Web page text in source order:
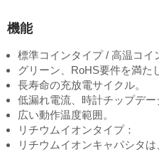
機能
標準コインタイプ / 高温コイ
グリーン、RoHS要件を満た
長寿命の充放電サイクル。
低漏れ電流、時計チップデー
広い動作温度範囲。
リチウムイオンタイプ：
リチウムイオンキャパシタ